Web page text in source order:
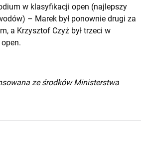
w klasyfikacji open (najlepszy
– Marek był ponownie drugi za
a Krzysztof Czyż był trzeci w
ze środków Ministerstwa